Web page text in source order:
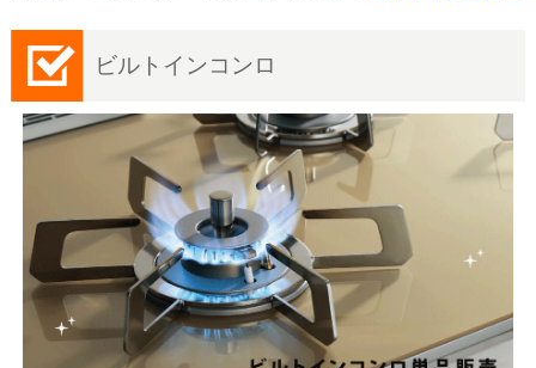
ビルトインコンロ